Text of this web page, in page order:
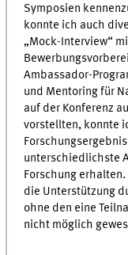
Symposien
konnte ich auch
„Mock-Interview“
Ambassador-
und Mentoring für
auf der Konferenz
vorstellten, konnte
unterschiedlichste
Forschung
die Unterstützung
ohne den eine
nicht möglich